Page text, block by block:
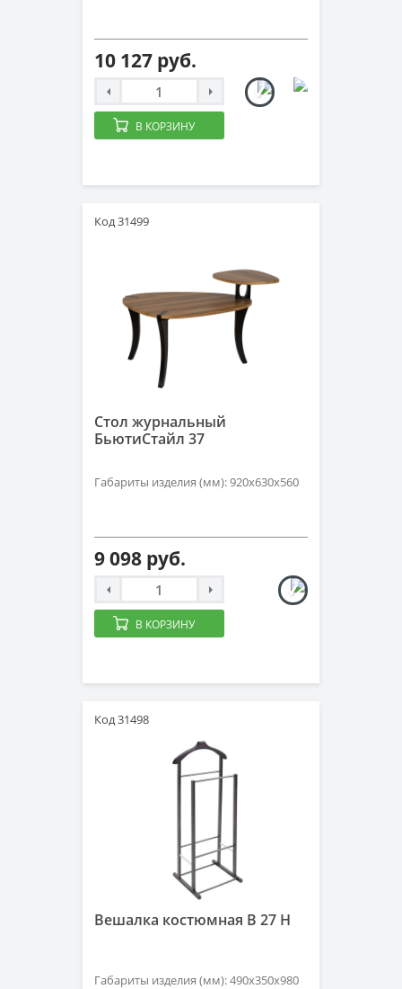
10 127 руб.
В КОРЗИНУ
Код 31499
Стол журнальный
БьютиСтайл 37
Габариты изделия (мм): 920х630х560
9 098 руб.
В КОРЗИНУ
Код 31498
Вешалка костюмная В 27 Н
Габариты изделия (мм): 490x350x980